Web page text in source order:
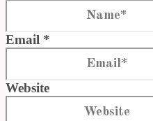
Email *
Website